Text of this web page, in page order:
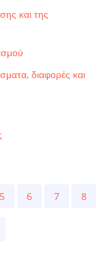
και της
διαφορές και
Page
5 Page
6 Page
7 Page
8